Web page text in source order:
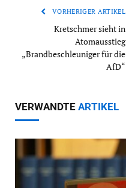
VORHERIGER ARTIKEL
Kretschmer sieht in
Atomausstieg
„Brandbeschleuniger für die
AfD“
VERWANDTE ARTIKEL